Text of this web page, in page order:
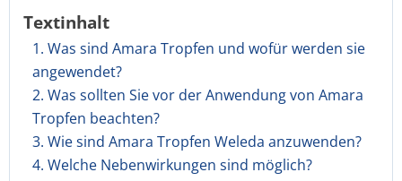
Textinhalt
1. Was sind Amara Tropfen und wofür werden sie
angewendet?
2. Was sollten Sie vor der Anwendung von Amara
Tropfen beachten?
3. Wie sind Amara Tropfen Weleda anzuwenden?
4. Welche Nebenwirkungen sind möglich?